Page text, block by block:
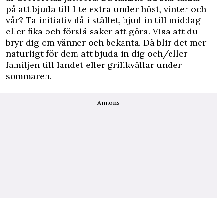
på att bjuda till lite extra under höst, vinter och
vår? Ta initiativ då i stället, bjud in till middag
eller fika och förslå saker att göra. Visa att du
bryr dig om vänner och bekanta. Då blir det mer
naturligt för dem att bjuda in dig och/eller
familjen till landet eller grillkvällar under
sommaren.
Annons